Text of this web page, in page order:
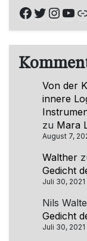
Facebook
Twitter
Von der
innere
zu Mara
August 7,
Walther
Gedicht
Juli 30, 2021
Nils
Gedicht
Juli 30, 2021